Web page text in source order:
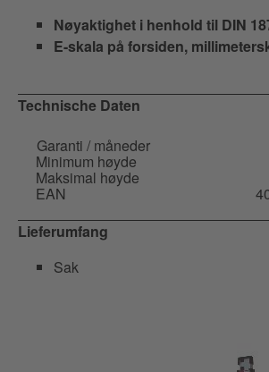
Nøyaktighet i henhold til DIN
E-skala på forsiden,
Technische Daten
Garanti / måneder
Minimum høyde
Maksimal høyde
EAN
Lieferumfang
Sak